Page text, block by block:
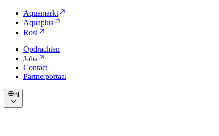
Aquamarkt
Aquaplus
Rosi
Opdrachten
Jobs
Contact
Partnerportaal
nl